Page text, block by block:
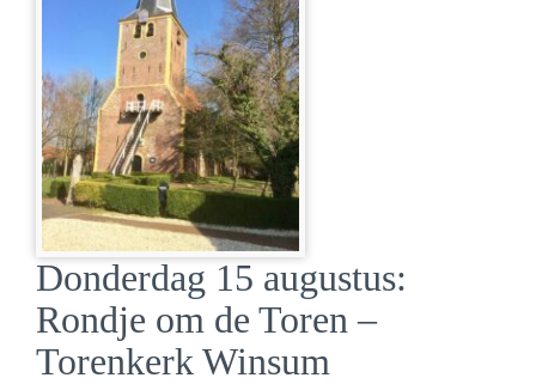
Donderdag 15 augustus:
Rondje om de Toren –
Torenkerk Winsum